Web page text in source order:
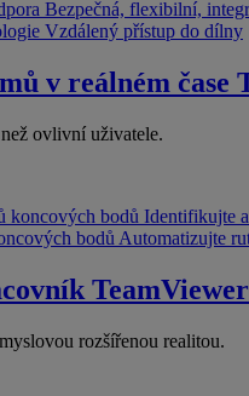
Bezpečná, flexibilní,
Vzdálený přístup do dílny
v reálném čase
ovlivní uživatele.
koncových bodů Identifikujte
bodů Automatizujte
rozšířenou realitou.